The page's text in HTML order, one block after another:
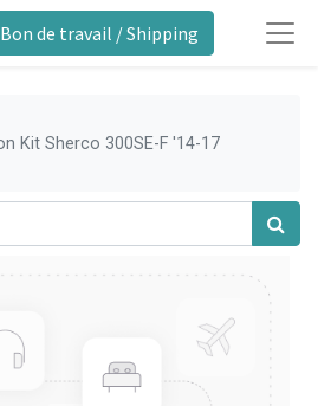
de travail / Shipping
Kit Sherco 300SE-F '14-17